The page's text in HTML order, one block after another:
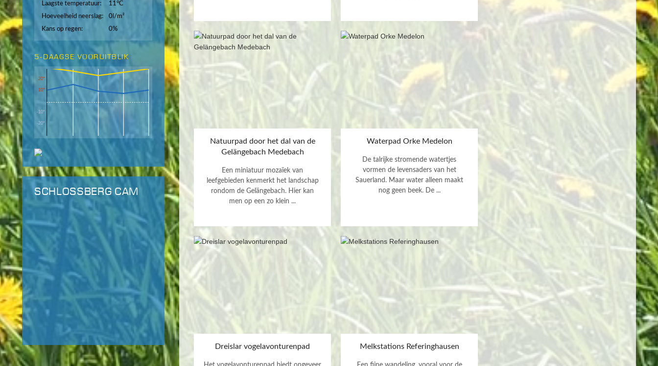
Laagste temperatuur:
11°C
Hoeveelheid neerslag:
0l/m²
Kans op regen:
0%
5-DAAGSE VOORUITBLIK
20°
10°
-10°
-20°
SCHLOSSBERG CAM
Natuurpad door het dal van de
Gelängebach Medebach
Een miniatuur mozaïek van
leefgebieden kenmerkt het landschap
rondom de Gelängebach. Hier kan
men op een zo klein ...
Waterpad Orke Medelon
De talrijke stromende watertjes
vormen de levensaders van het
Sauerland. Maar water alleen maakt
nog geen beek. De ...
Dreislar vogelavonturenpad Melkstations Referinghausen